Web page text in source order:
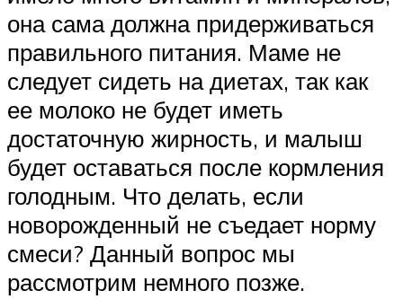
она сама должна придерживаться
правильного питания. Маме не
следует сидеть на диетах, так как
ее молоко не будет иметь
достаточную жирность, и малыш
будет оставаться после кормления
голодным. Что делать, если
новорожденный не съедает норму
смеси? Данный вопрос мы
рассмотрим немного позже.